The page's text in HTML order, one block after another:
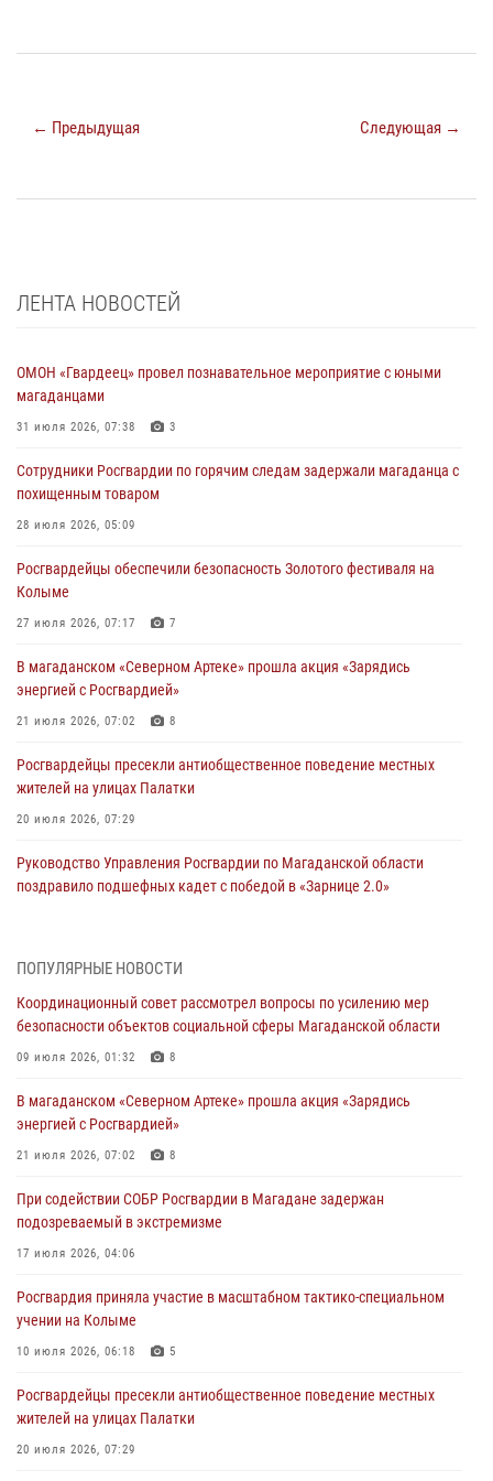
← Предыдущая Следующая →
ЛЕНТА НОВОСТЕЙ
ОМОН «Гвардеец» провел познавательное мероприятие с юными
магаданцами
31 июля 2026, 07:38 3
Сотрудники Росгвардии по горячим следам задержали магаданца с
похищенным товаром
28 июля 2026, 05:09
Росгвардейцы обеспечили безопасность Золотого фестиваля на
Колыме
27 июля 2026, 07:17 7
В магаданском «Северном Артеке» прошла акция «Зарядись
энергией с Росгвардией»
21 июля 2026, 07:02 8
Росгвардейцы пресекли антиобщественное поведение местных
жителей на улицах Палатки
20 июля 2026, 07:29
Руководство Управления Росгвардии по Магаданской области
поздравило подшефных кадет с победой в «Зарнице 2.0»
При содействии СОБР Росгвардии в Магадане задержан
17 июля 2026, 04:06
«Каникулы с Росгвардией» продолжаются на Колыме
Начальник Главного штаба – первый заместитель директора
Росгвардии Герой России генерал-полковник Сергей Бойко
15 июля 2026, 06:21
Кинологический тандем из Магадана завоевал бронзу на
15 июля 2026, 04:34
ПОПУЛЯРНЫЕ НОВОСТИ
Координационный совет рассмотрел вопросы по усилению мер
безопасности объектов социальной сферы Магаданской области
09 июля 2026, 01:32 8
В магаданском «Северном Артеке» прошла акция «Зарядись
энергией с Росгвардией»
21 июля 2026, 07:02 8
При содействии СОБР Росгвардии в Магадане задержан
подозреваемый в экстремизме
17 июля 2026, 04:06
Росгвардия приняла участие в масштабном тактико-специальном
учении на Колыме
10 июля 2026, 06:18 5
Росгвардейцы пресекли антиобщественное поведение местных
жителей на улицах Палатки
20 июля 2026, 07:29